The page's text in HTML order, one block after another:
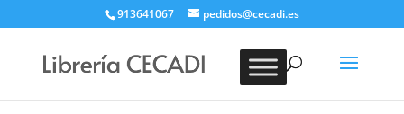
913641067 pedidos@cecadi.es
BUSCAR